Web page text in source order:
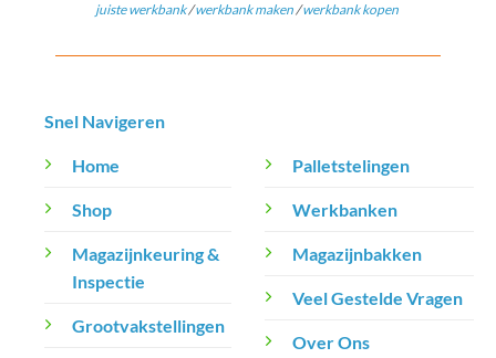
juiste werkbank/werkbank maken/werkbank kopen
Snel Navigeren
Home
Shop
Magazijnkeuring &
Inspectie
Grootvakstellingen
Palletstelingen
Werkbanken
Magazijnbakken
Veel Gestelde Vragen
Over Ons